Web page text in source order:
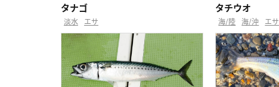
タナゴ
淡水 エサ
タチウオ
海/陸 海/沖 エサ